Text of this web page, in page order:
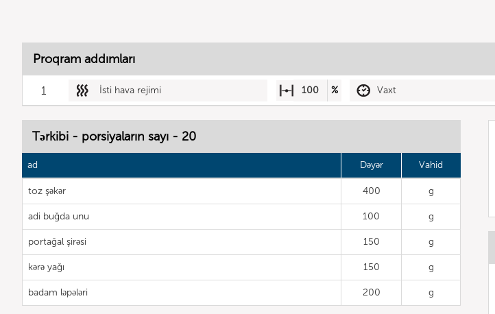
Proqram addımları
1 İsti hava rejimi 100 % Vaxt
Tərkibi - porsiyaların sayı - 20
ad Dəyər Vahid
toz şəkər 400 g
adi buğda unu 100 g
portağal şirəsi 150 g
kərə yağı 150 g
badam ləpələri 200 g